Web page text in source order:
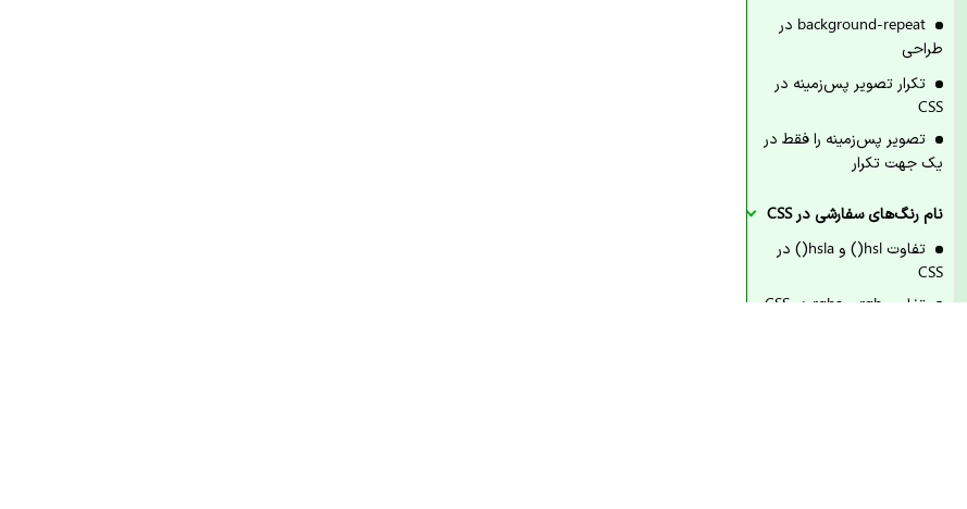
background-repeat در
طراحی
تکرار تصویر پس‌زمینه در
CSS
تصویر پس‌زمینه را فقط در
یک جهت تکرار
نام رنگ‌های سفارشی در CSS
تفاوت hsl() و hsla() در
CSS
تفاوت rgb و rgba در CSS